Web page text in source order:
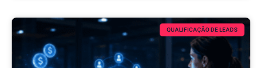
QUALIFICAÇÃO DE LEADS